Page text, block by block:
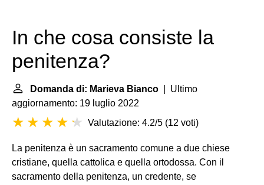
In che cosa consiste la
penitenza?
Domanda di: Marieva Bianco | Ultimo
aggiornamento: 19 luglio 2022
Valutazione: 4.2/5 (12 voti)
La penitenza è un sacramento comune a due chiese
cristiane, quella cattolica e quella ortodossa. Con il
sacramento della penitenza, un credente, se